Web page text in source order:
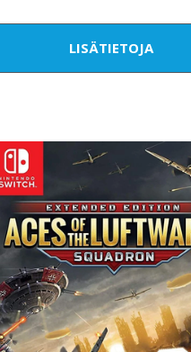
LISÄTIETOJA